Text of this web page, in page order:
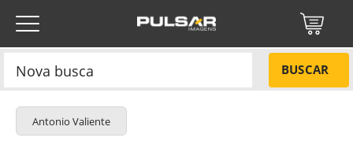
BUSCAR
Antonio Valiente